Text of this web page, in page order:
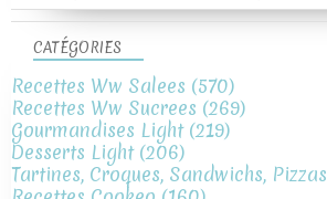
CATÉGORIES
Recettes Ww Salees (570)
Recettes Ww Sucrees (269)
Gourmandises Light(219)
Desserts Light(206)
Tartines, Croques, Sandwichs, Pizzas